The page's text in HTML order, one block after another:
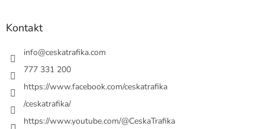
Kontakt
info@ceskatrafika.com
777 331 200
https://www.facebook.com/ceskatrafika
/ceskatrafika/
https://www.youtube.com/@CeskaTrafika